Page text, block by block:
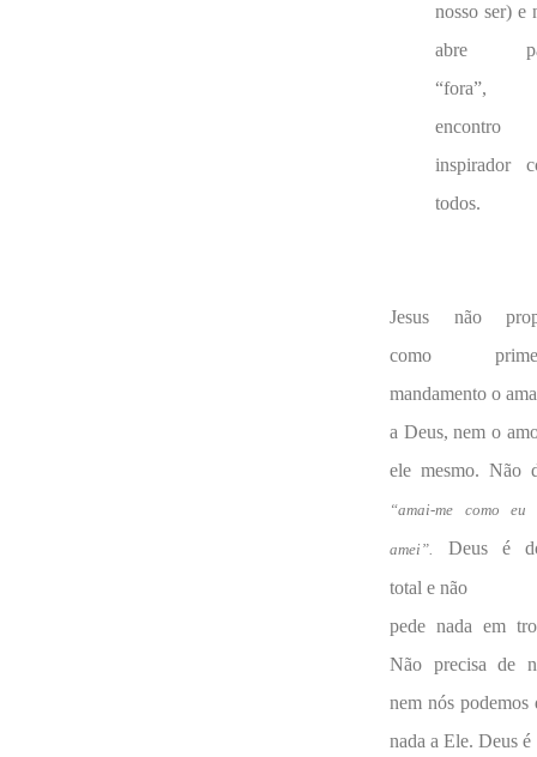
nosso ser) e
abre
“fora”,
encontro
inspirador
todos.
Jesus não
como
mandamento o
a Deus, nem o
ele mesmo. Não
“amai-me como eu
amei”.
Deus é
total e não
pede nada em
Não precisa de
nem nós podemos
nada a Ele. Deus é